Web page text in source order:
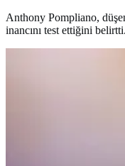
Anthony Pompliano,
inancını test ettiğini belirtti.